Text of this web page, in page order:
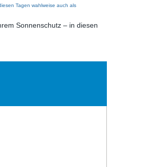
Sonnenschutz – in diesen